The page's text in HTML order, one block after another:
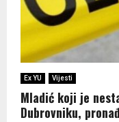
Ex YU Vijesti
Mladić koji je
Dubrovniku,